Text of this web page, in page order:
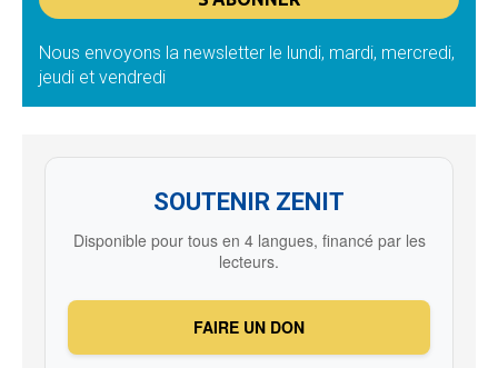
Nous envoyons la newsletter le lundi, mardi, mercredi,
jeudi et vendredi
SOUTENIR ZENIT
Disponible pour tous en 4 langues, financé par les
lecteurs.
FAIRE UN DON